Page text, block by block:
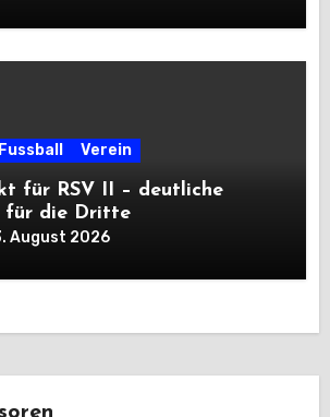
Fussball Verein
für RSV II – deutliche
für die Dritte
August 2026